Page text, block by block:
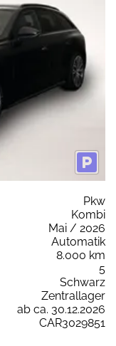
Pkw
Kombi
Mai / 2026
Automatik
8.000 km
5
Schwarz
Zentrallager
ab ca. 30.12.2026
CAR3029851